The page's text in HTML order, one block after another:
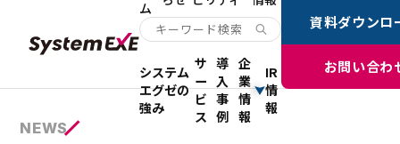
ム
システム
エグゼの
強み
サ
ー
ビ
ス
導
入
事
例
企
業
情
報
IR
情
報
資料ダウンロ
お問い合わ
NEWS